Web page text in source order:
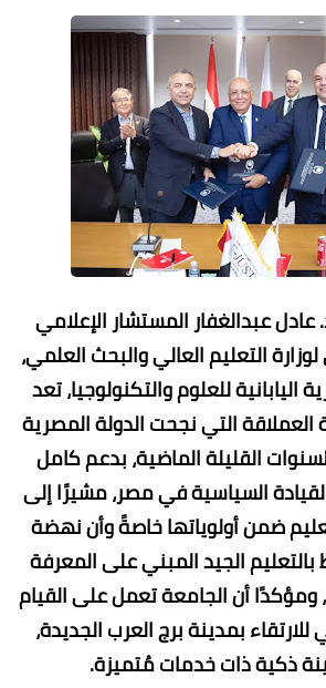
عبدالغفار المستشار الإعلامي
التعليم العالي والبحث العلمي،
اليابانية للعلوم والتكنولوجيا، تعد
العملاقة التي نجحت الدولة المصرية
القليلة الماضية، بدعم كامل
السياسية في مصر، مشيرًا إلى
ضمن أولوياتها خاصةً وأن نهضة
الجيد المبني على المعرفة
ومؤكدًا أن الجامعة تعمل على القيام
بمدينة برج العرب الجديدة،
ذكية ذات خدمات مُتميزة.